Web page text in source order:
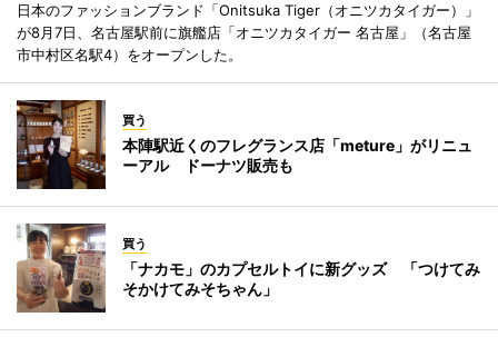
日本のファッションブランド「Onitsuka Tiger（オニツカタイガー）」
が8月7日、名古屋駅前に旗艦店「オニツカタイガー 名古屋」（名古屋
市中村区名駅4）をオープンした。
買う
本陣駅近くのフレグランス店「meture」がリニュ
ーアル ドーナツ販売も
買う
「ナカモ」のカプセルトイに新グッズ 「つけてみ
そかけてみそちゃん」